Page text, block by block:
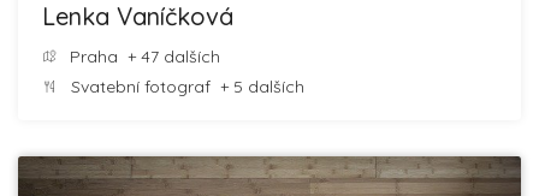
Lenka Vaníčková
Praha + 47 dalších
Svatební fotograf + 5 dalších